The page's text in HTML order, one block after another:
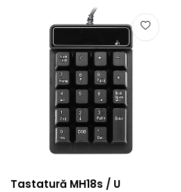
Tastatură MH18s / U